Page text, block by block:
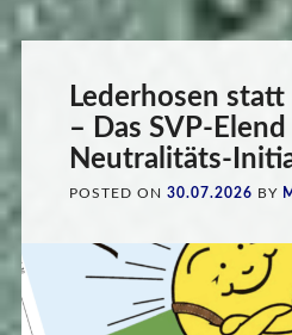
Lederhosen statt
– Das SVP-
Neutralitäts-
POSTED ON 30.07.2026 BY